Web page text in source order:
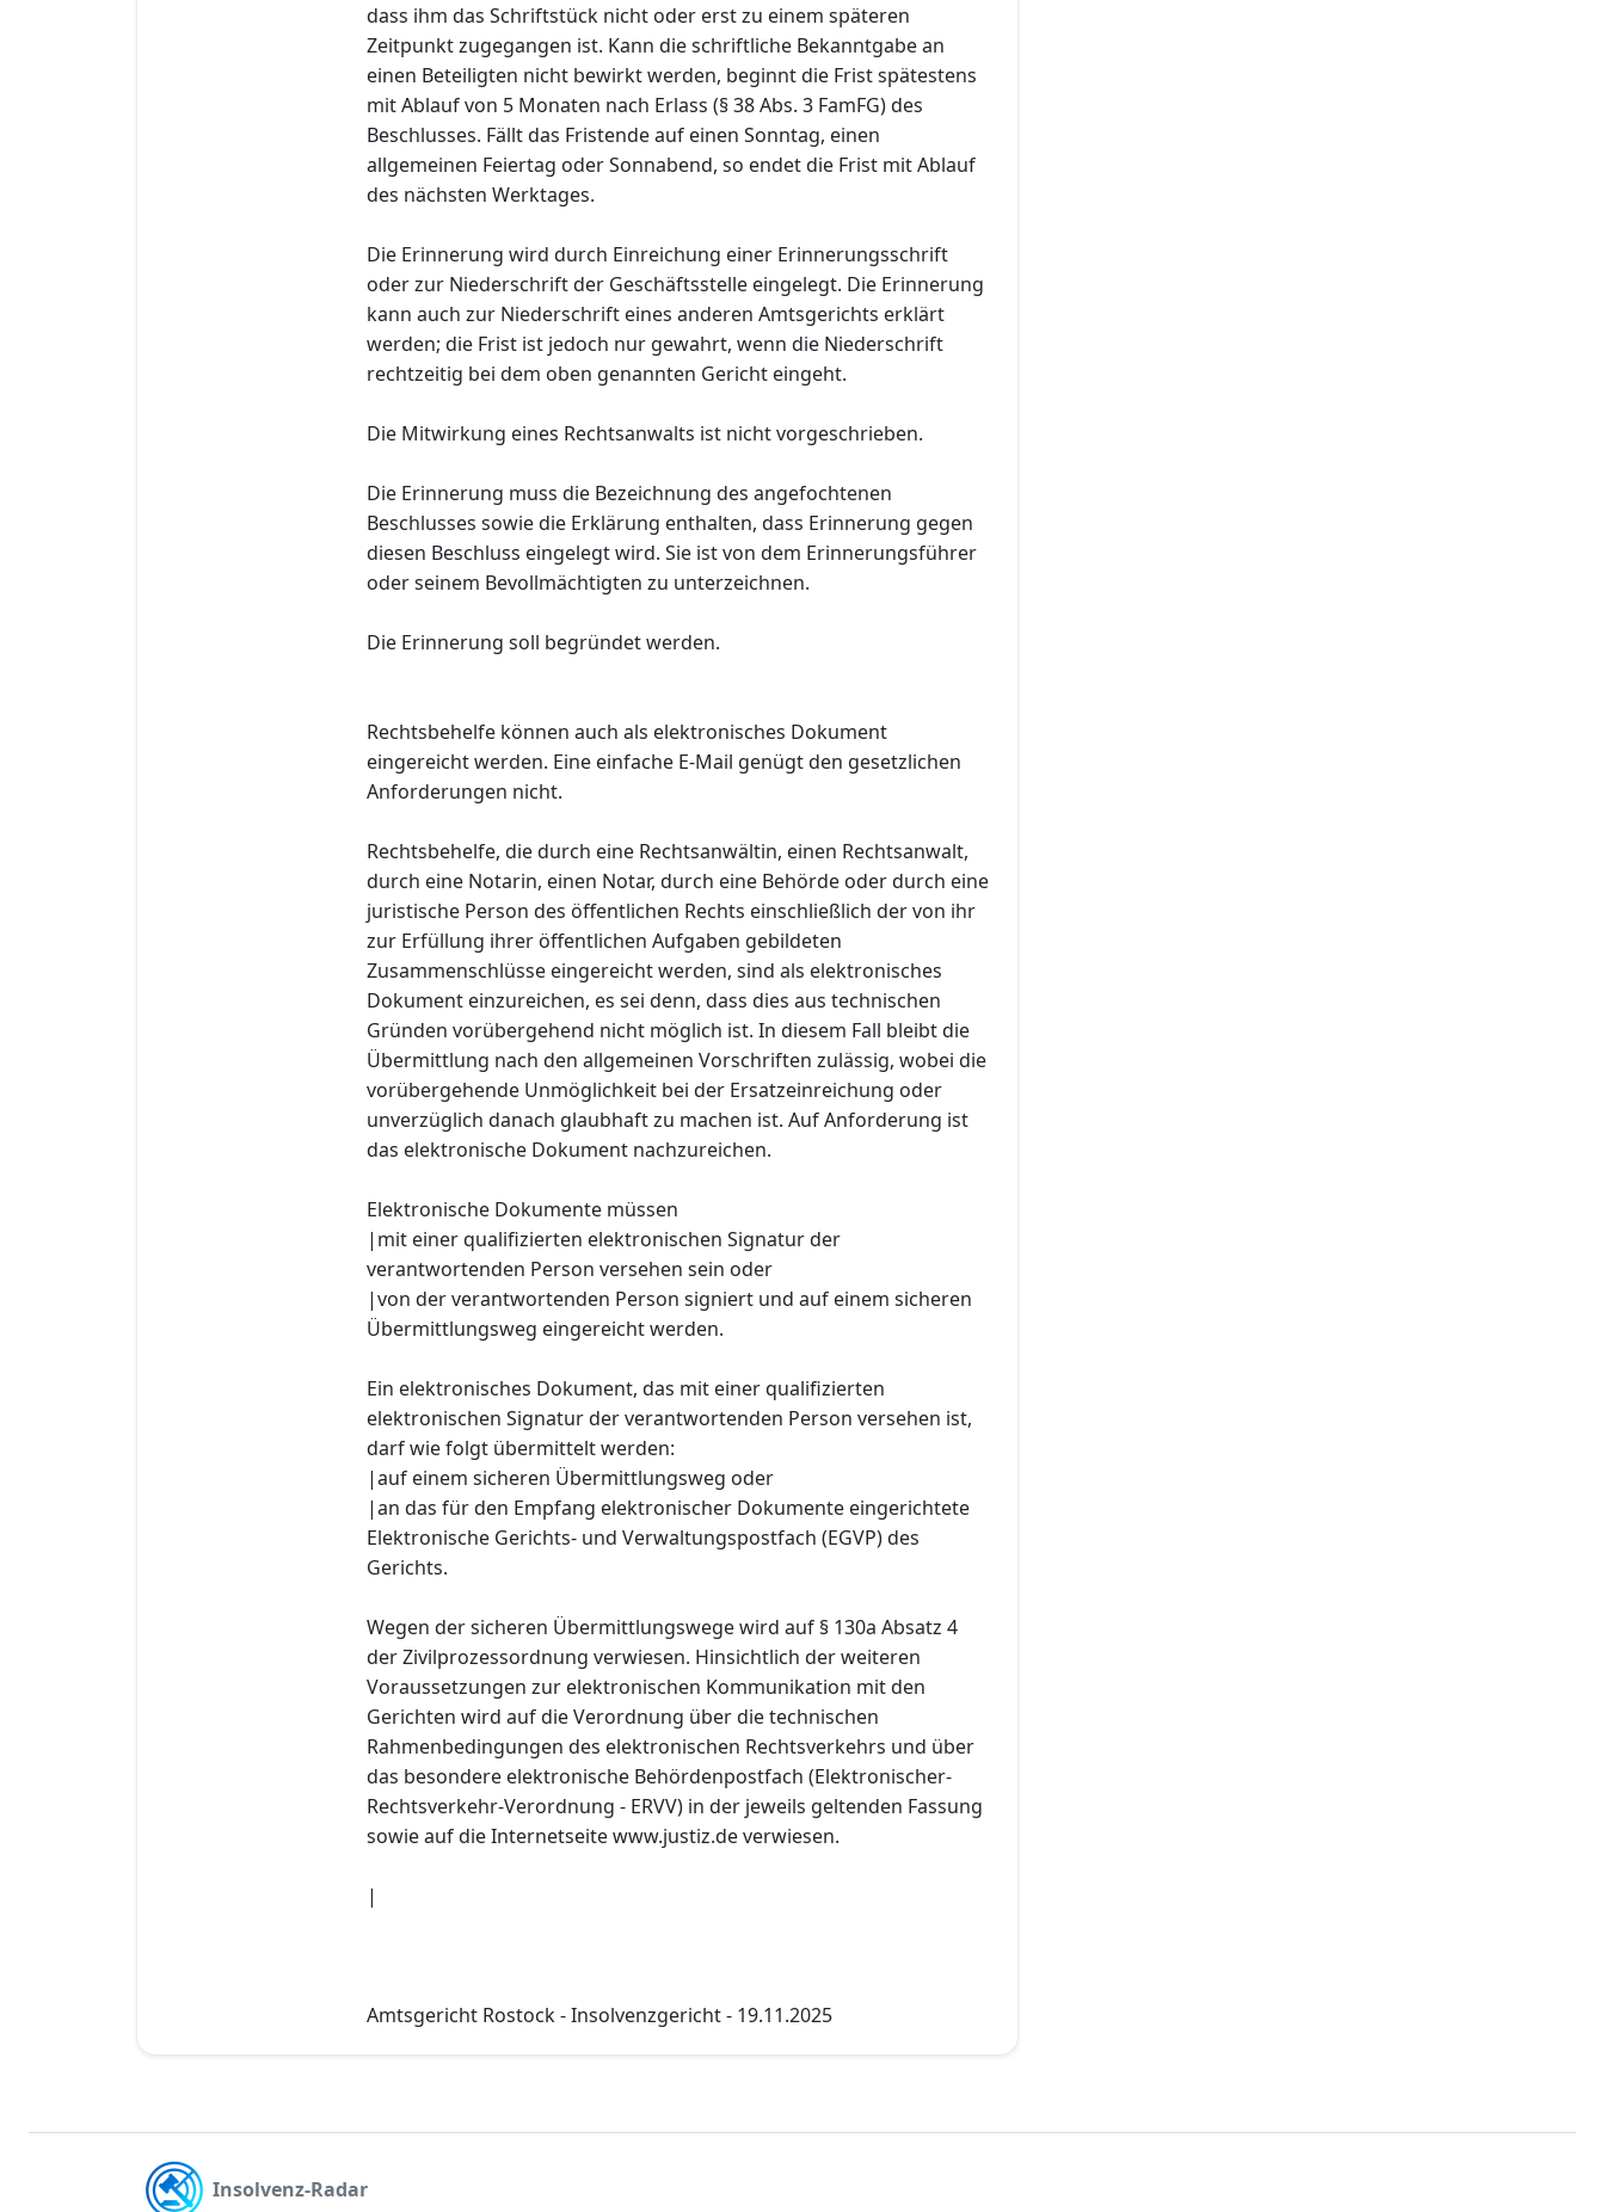
dass ihm das Schriftstück nicht oder erst zu einem späteren
Zeitpunkt zugegangen ist. Kann die schriftliche Bekanntgabe an
einen Beteiligten nicht bewirkt werden, beginnt die Frist spätestens
mit Ablauf von 5 Monaten nach Erlass (§ 38 Abs. 3 FamFG) des
Beschlusses. Fällt das Fristende auf einen Sonntag, einen
allgemeinen Feiertag oder Sonnabend, so endet die Frist mit Ablauf
des nächsten Werktages.
Die Erinnerung wird durch Einreichung einer Erinnerungsschrift
oder zur Niederschrift der Geschäftsstelle eingelegt. Die Erinnerung
kann auch zur Niederschrift eines anderen Amtsgerichts erklärt
werden; die Frist ist jedoch nur gewahrt, wenn die Niederschrift
rechtzeitig bei dem oben genannten Gericht eingeht.
Die Mitwirkung eines Rechtsanwalts ist nicht vorgeschrieben.
Die Erinnerung muss die Bezeichnung des angefochtenen
Beschlusses sowie die Erklärung enthalten, dass Erinnerung gegen
diesen Beschluss eingelegt wird. Sie ist von dem Erinnerungsführer
oder seinem Bevollmächtigten zu unterzeichnen.
Die Erinnerung soll begründet werden.
Rechtsbehelfe können auch als elektronisches Dokument
eingereicht werden. Eine einfache E-Mail genügt den gesetzlichen
Anforderungen nicht.
Rechtsbehelfe, die durch eine Rechtsanwältin, einen Rechtsanwalt,
durch eine Notarin, einen Notar, durch eine Behörde oder durch eine
juristische Person des öffentlichen Rechts einschließlich der von ihr
zur Erfüllung ihrer öffentlichen Aufgaben gebildeten
Zusammenschlüsse eingereicht werden, sind als elektronisches
Dokument einzureichen, es sei denn, dass dies aus technischen
Gründen vorübergehend nicht möglich ist. In diesem Fall bleibt die
Übermittlung nach den allgemeinen Vorschriften zulässig, wobei die
vorübergehende Unmöglichkeit bei der Ersatzeinreichung oder
unverzüglich danach glaubhaft zu machen ist. Auf Anforderung ist
das elektronische Dokument nachzureichen.
Elektronische Dokumente müssen
|mit einer qualifizierten elektronischen Signatur der
verantwortenden Person versehen sein oder
|von der verantwortenden Person signiert und auf einem sicheren
Übermittlungsweg eingereicht werden.
Ein elektronisches Dokument, das mit einer qualifizierten
elektronischen Signatur der verantwortenden Person versehen ist,
darf wie folgt übermittelt werden:
|auf einem sicheren Übermittlungsweg oder
|an das für den Empfang elektronischer Dokumente eingerichtete
Elektronische Gerichts- und Verwaltungspostfach (EGVP) des
Gerichts.
Wegen der sicheren Übermittlungswege wird auf § 130a Absatz 4
der Zivilprozessordnung verwiesen. Hinsichtlich der weiteren
Voraussetzungen zur elektronischen Kommunikation mit den
Gerichten wird auf die Verordnung über die technischen
Rahmenbedingungen des elektronischen Rechtsverkehrs und über
das besondere elektronische Behördenpostfach (Elektronischer-
Rechtsverkehr-Verordnung - ERVV) in der jeweils geltenden Fassung
sowie auf die Internetseite www.justiz.de verwiesen.
|
Amtsgericht Rostock - Insolvenzgericht - 19.11.2025
Insolvenz-Radar